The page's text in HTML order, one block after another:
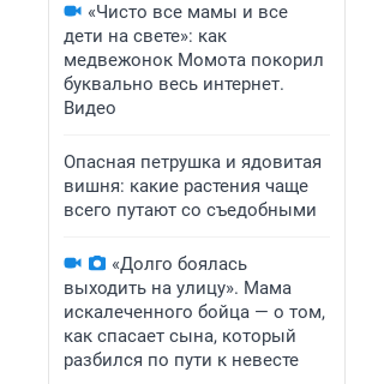
«Чисто все мамы и все
дети на свете»: как
медвежонок Момота покорил
буквально весь интернет.
Видео
Опасная петрушка и ядовитая
вишня: какие растения чаще
всего путают со съедобными
«Долго боялась
выходить на улицу». Мама
искалеченного бойца — о том,
как спасает сына, который
разбился по пути к невесте